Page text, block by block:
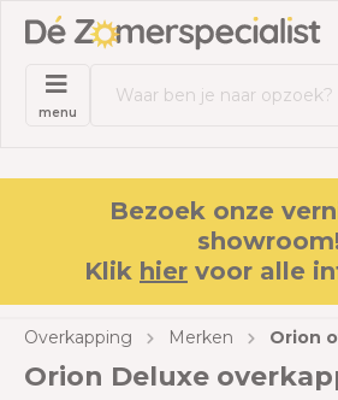
menu
Bezoek onze
Klik hier voor alle
Overkapping Merken Orion
Orion Deluxe